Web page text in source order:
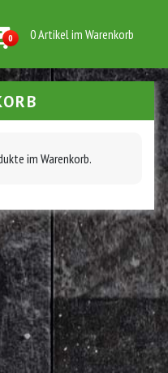
0 0 Artikel im Warenkorb
im Warenkorb.